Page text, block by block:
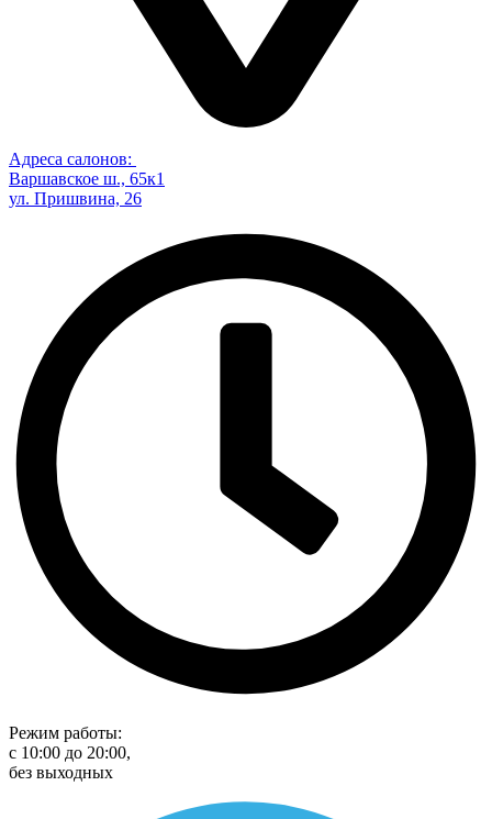
Адреса салонов:
Варшавское ш., 65к1
ул. Пришвина, 26
Режим работы:
с 10:00 до 20:00,
без выходных